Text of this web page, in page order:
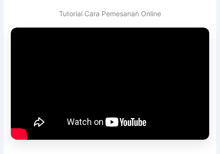
Tutorial Cara Pemesanan Online